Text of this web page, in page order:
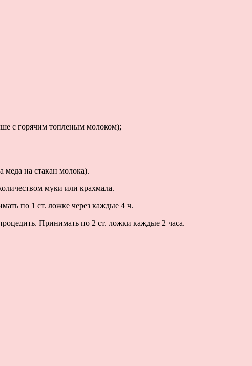
с горячим топленым молоком);
на стакан молока).
муки или крахмала.
по 1 ст. ложке через каждые 4 ч.
Принимать по 2 ст. ложки каждые 2 часа.